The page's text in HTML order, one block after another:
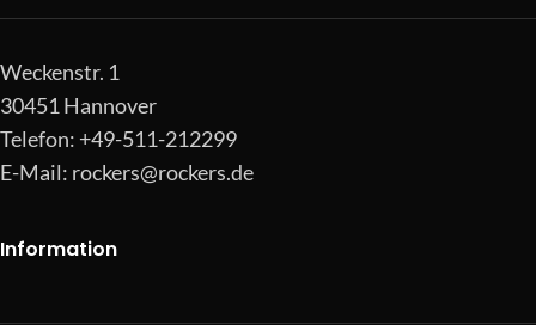
Weckenstr. 1
30451 Hannover
Telefon: +49-511-212299
E-Mail: rockers@rockers.de
Information